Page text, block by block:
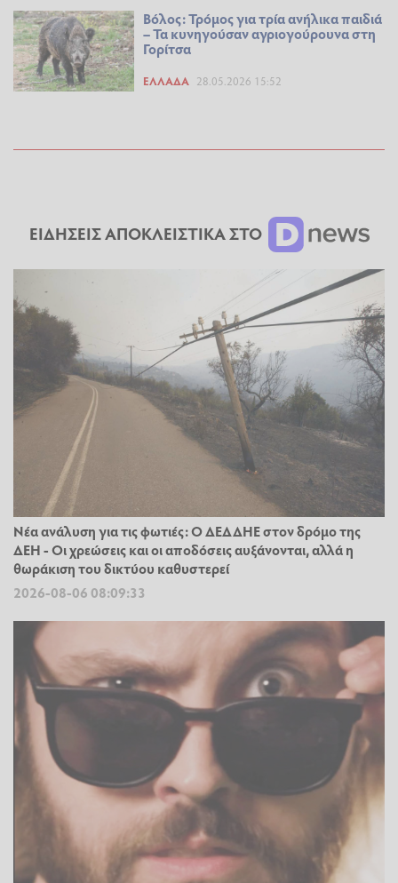
Βόλος: Τρόμος για τρία ανήλικα παιδιά
– Τα κυνηγούσαν αγριογούρουνα στη
Γορίτσα
ΕΛΛΆΔΑ 28.05.2026 15:52
ΕΙΔΗΣΕΙΣ ΑΠΟΚΛΕΙΣΤΙΚΑ ΣΤΟ
Νέα ανάλυση για τις φωτιές: Ο ΔΕΔΔΗΕ στον δρόμο της
ΔΕΗ - Οι χρεώσεις και οι αποδόσεις αυξάνονται, αλλά η
θωράκιση του δικτύου καθυστερεί
2026-08-06 08:09:33